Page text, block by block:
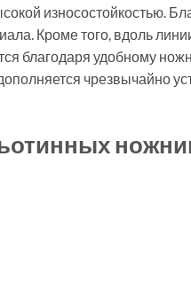
износостойкостью.
Кроме того, вдоль
благодаря удобному
чрезвычайно